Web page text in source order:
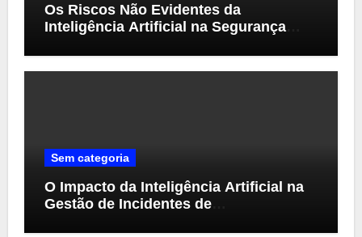
Os Riscos Não Evidentes da
Inteligência Artificial na Segurança
Sem categoria
O Impacto da Inteligência Artificial na
Gestão de Incidentes de